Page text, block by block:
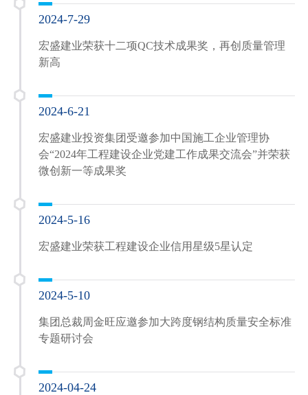
2024-7-29
宏盛建业荣获十二项QC技术成果奖，再创质量管理
新高
2024-6-21
宏盛建业投资集团受邀参加中国施工企业管理协
会“2024年工程建设企业党建工作成果交流会”并荣获
微创新一等成果奖
2024-5-16
宏盛建业荣获工程建设企业信用星级5星认定
2024-5-10
集团总裁周金旺应邀参加大跨度钢结构质量安全标准
专题研讨会
2024-04-24